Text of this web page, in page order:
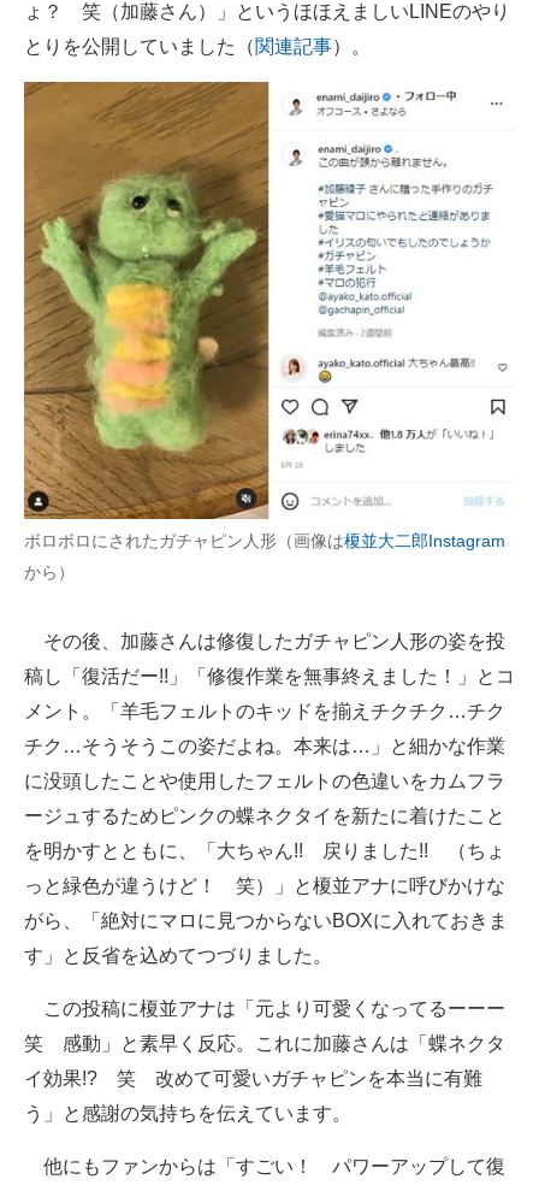
ょ？ 笑（加藤さん）」というほほえましいLINEのやり
とりを公開していました（関連記事）。
ボロボロにされたガチャピン人形（画像は榎並大二郎Instagram
から）
その後、加藤さんは修復したガチャピン人形の姿を投
稿し「復活だー!!」「修復作業を無事終えました！」とコ
メント。「羊毛フェルトのキッドを揃えチクチク…チク
チク…そうそうこの姿だよね。本来は…」と細かな作業
に没頭したことや使用したフェルトの色違いをカムフラ
ージュするためピンクの蝶ネクタイを新たに着けたこと
を明かすとともに、「大ちゃん!! 戻りました!! （ちょ
っと緑色が違うけど！ 笑）」と榎並アナに呼びかけな
がら、「絶対にマロに見つからないBOXに入れておきま
す」と反省を込めてつづりました。
この投稿に榎並アナは「元より可愛くなってるーーー
笑 感動」と素早く反応。これに加藤さんは「蝶ネクタ
イ効果!? 笑 改めて可愛いガチャピンを本当に有難
う」と感謝の気持ちを伝えています。
他にもファンからは「すごい！ パワーアップして復